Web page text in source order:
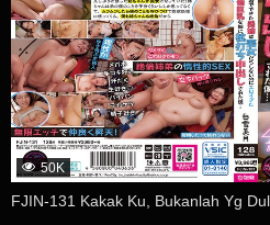
50K
FJIN-131 Kakak Ku, Bukanlah Yg